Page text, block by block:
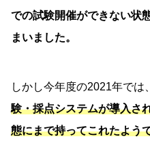
での試験開催ができない状
まいました。
しかし今年度の2021年では、
験・採点システムが導入さ
態にまで持ってこれたよう